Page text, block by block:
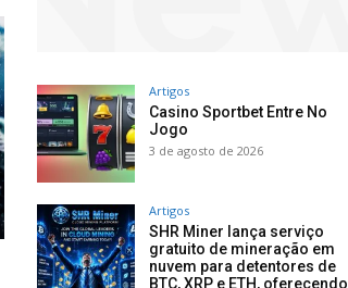
Artigos
Casino Sportbet Entre No
Jogo
3 de agosto de 2026
Artigos
SHR Miner lança serviço
gratuito de mineração em
nuvem para detentores de
BTC, XRP e ETH, oferecendo